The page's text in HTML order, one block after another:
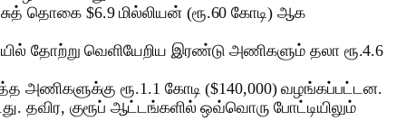
தொகை $6.9 மில்லியன் (ரூ.60 கோடி) ஆக
தோற்று வெளியேறிய இரண்டு அணிகளும் தலா ரூ.4.6
அணிகளுக்கு ரூ.1.1 கோடி ($140,000) வழங்கப்பட்டன.
தவிர, குரூப் ஆட்டங்களில் ஒவ்வொரு போட்டியிலும்